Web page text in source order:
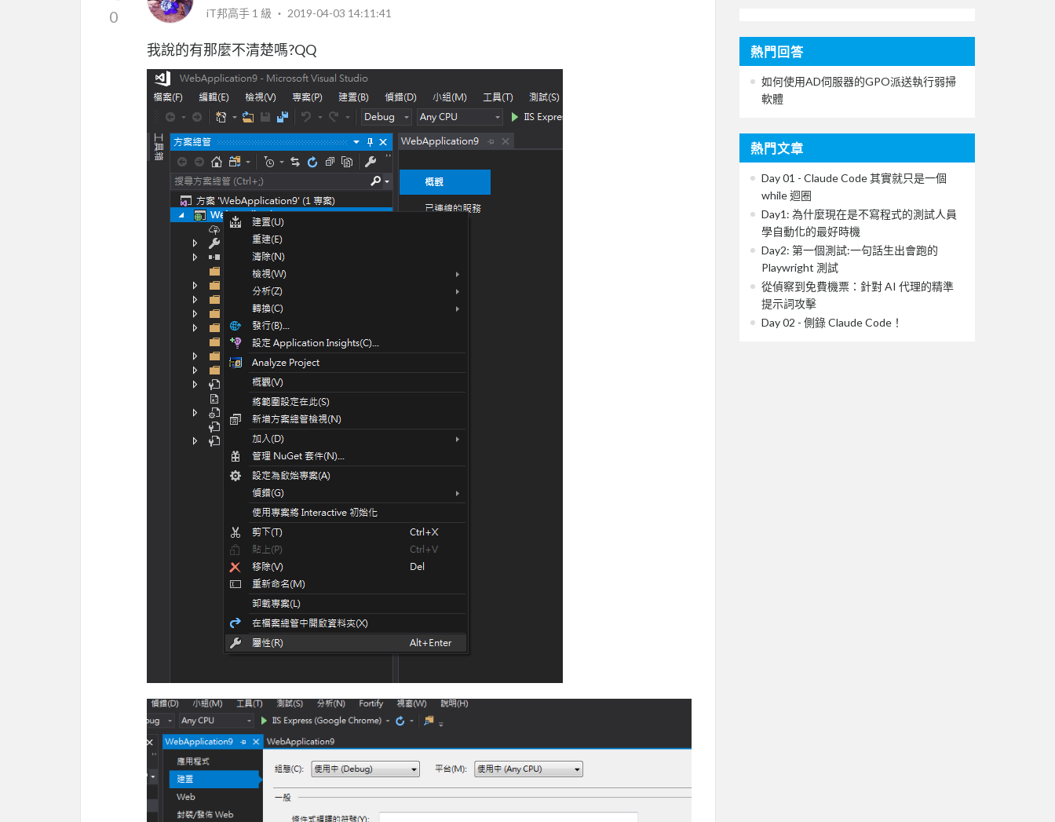
0 iT邦高手 1 級 ‧ 2019-04-03 14:11:41
我說的有那麼不清楚嗎?QQ 熱門回答
如何使用AD伺服器的GPO派送執行弱掃
軟體
熱門文章
Day 01 - Claude Code 其實就只是一個
while 迴圈
Day1: 為什麼現在是不寫程式的測試人員
學自動化的最好時機
Day2: 第一個測試:一句話生出會跑的
Playwright 測試
從偵察到免費機票：針對 AI 代理的精準
提示詞攻擊
Day 02 - 側錄 Claude Code！